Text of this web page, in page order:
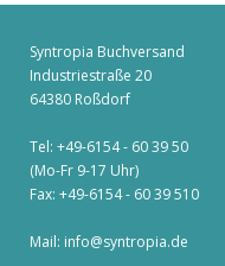
Syntropia Buchversand
Industriestraße 20
64380 Roßdorf
Tel: +49-6154 - 60 39 50
(Mo-Fr 9-17 Uhr)
Fax: +49-6154 - 60 39 510
Mail: info@syntropia.de